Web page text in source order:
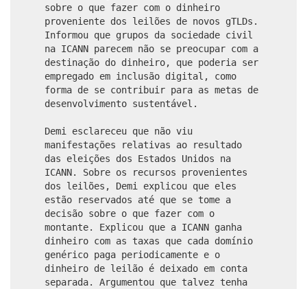
sobre o que fazer com o dinheiro
proveniente dos leilões de novos gTLDs.
Informou que grupos da sociedade civil
na ICANN parecem não se preocupar com a
destinação do dinheiro, que poderia ser
empregado em inclusão digital, como
forma de se contribuir para as metas de
desenvolvimento sustentável.
Demi esclareceu que não viu
manifestações relativas ao resultado
das eleições dos Estados Unidos na
ICANN. Sobre os recursos provenientes
dos leilões, Demi explicou que eles
estão reservados até que se tome a
decisão sobre o que fazer com o
montante. Explicou que a ICANN ganha
dinheiro com as taxas que cada domínio
genérico paga periodicamente e o
dinheiro de leilão é deixado em conta
separada. Argumentou que talvez tenha